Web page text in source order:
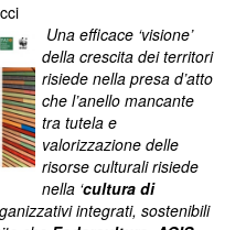
Una efficace ‘visione’
della crescita dei territori
risiede nella presa d’atto
che l’anello mancante
tra tutela e
valorizzazione delle
risorse culturali risiede
nella ‘cultura di
integrati, sostenibili